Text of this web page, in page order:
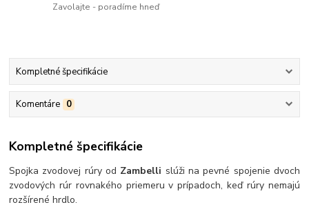
Zavolajte - poradíme hneď
Kompletné špecifikácie
Komentáre 0
Kompletné špecifikácie
Spojka zvodovej rúry od Zambelli slúži na pevné spojenie dvoch
zvodových rúr rovnakého priemeru v prípadoch, keď rúry nemajú
rozšírené hrdlo.